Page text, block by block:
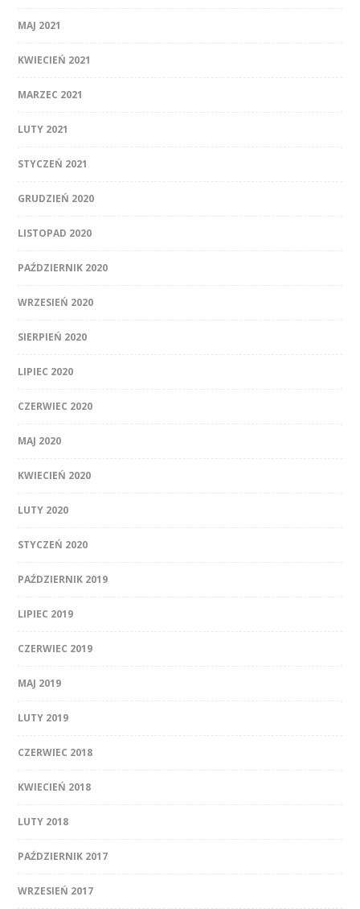
MAJ 2021
KWIECIEŃ 2021
MARZEC 2021
LUTY 2021
STYCZEŃ 2021
GRUDZIEŃ 2020
LISTOPAD 2020
PAŹDZIERNIK 2020
WRZESIEŃ 2020
SIERPIEŃ 2020
LIPIEC 2020
CZERWIEC 2020
MAJ 2020
KWIECIEŃ 2020
LUTY 2020
STYCZEŃ 2020
PAŹDZIERNIK 2019
LIPIEC 2019
CZERWIEC 2019
MAJ 2019
LUTY 2019
CZERWIEC 2018
KWIECIEŃ 2018
LUTY 2018
PAŹDZIERNIK 2017
WRZESIEŃ 2017